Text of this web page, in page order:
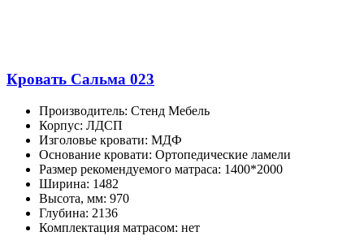
Кровать Сальма 023
Производитель: Стенд Мебель
Корпус: ЛДСП
Изголовье кровати: МДФ
Основание кровати: Ортопедические ламели
Размер рекомендуемого матраса: 1400*2000
Ширина: 1482
Высота, мм: 970
Глубина: 2136
Комплектация матрасом: нет